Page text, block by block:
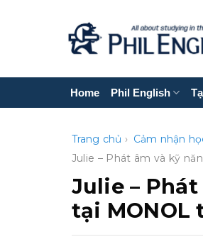
Home Phil English
Trang chủ › Cảm nhận
Julie – Phát âm và kỹ
Julie –
tại MONOL